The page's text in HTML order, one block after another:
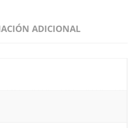
ADICIONAL